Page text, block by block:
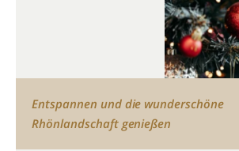
Entspannen und die wunderschöne
Rhönlandschaft genießen